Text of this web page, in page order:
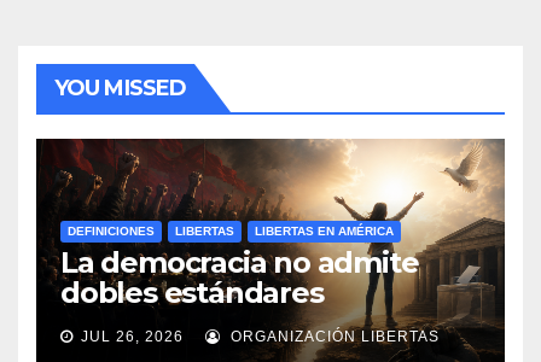
YOU MISSED
DEFINICIONES LIBERTAS LIBERTAS EN AMÉRICA
La democracia no admite
dobles estándares
JUL 26, 2026 ORGANIZACIÓN LIBERTAS